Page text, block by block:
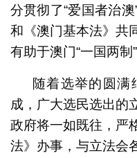
分贯彻了“爱国者治
和《澳门基本法》共
有助于澳门“一国两制
随着选举的圆满
成，广大选民选出的
政府将一如既往，严
法》办事，与立法会